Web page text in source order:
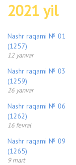
2021 yil
Nashr raqami № 01
(1257)
12 yanvar
Nashr raqami № 03
(1259)
26 yanvar
Nashr raqami № 06
(1262)
16 fevral
Nashr raqami № 09
(1265)
9 mart